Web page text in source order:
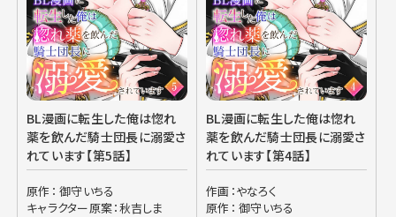
BL漫画に転生した俺は惚れ
薬を飲んだ騎士団長に溺愛さ
れています【第5話】
原作： 御守いちる
キャラクター原案：秋吉しま
BL漫画に転生した俺は惚れ
薬を飲んだ騎士団長に溺愛さ
れています【第4話】
作画：やなろく
原作： 御守いちる